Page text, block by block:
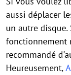
aussi déplacer
un autre
fonctionnement
recommandé
Heureusement,